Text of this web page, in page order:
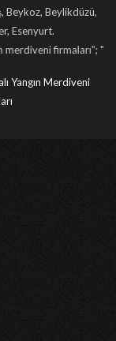
Beykoz, Beylikdüzü,
Esenyurt.
"; "yangın merdiveni
Yangın Merdiveni